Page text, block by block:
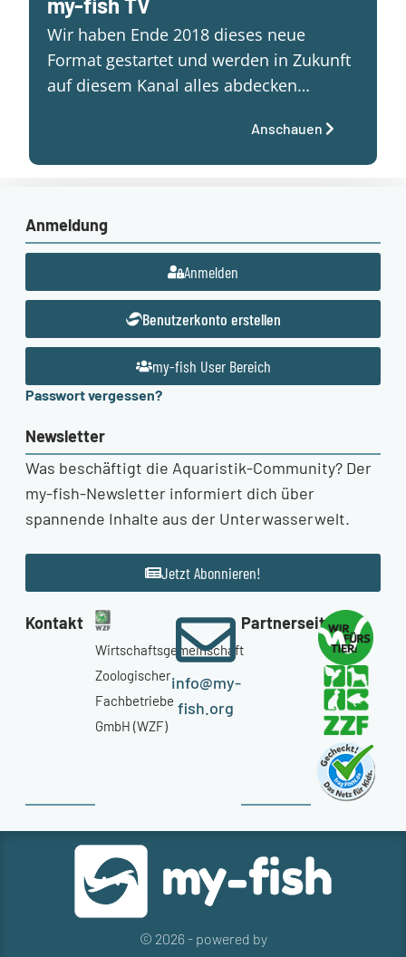
Wir haben Ende 2018 dieses neue
Format gestartet und werden in Zukunft
auf diesem Kanal alles abdecken…
Anschauen
Anmeldung
Anmelden
Benutzerkonto erstellen
my-fish User Bereich
Passwort vergessen?
Newsletter
Was beschäftigt die Aquaristik-Community? Der
my-fish-Newsletter informiert dich über
spannende Inhalte aus der Unterwasserwelt.
Jetzt Abonnieren!
Kontakt
Wirtschaftsgemeinschaft
Zoologischer
Fachbetriebe
GmbH (WZF)
info@my-
fish.org
Partnerseiten
© 2026 - powered by